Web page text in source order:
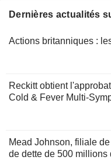
Dernières actualités
Actions britanniques :
Reckitt obtient
Cold & Fever Multi-
Mead Johnson, filiale
de dette de 500 millions